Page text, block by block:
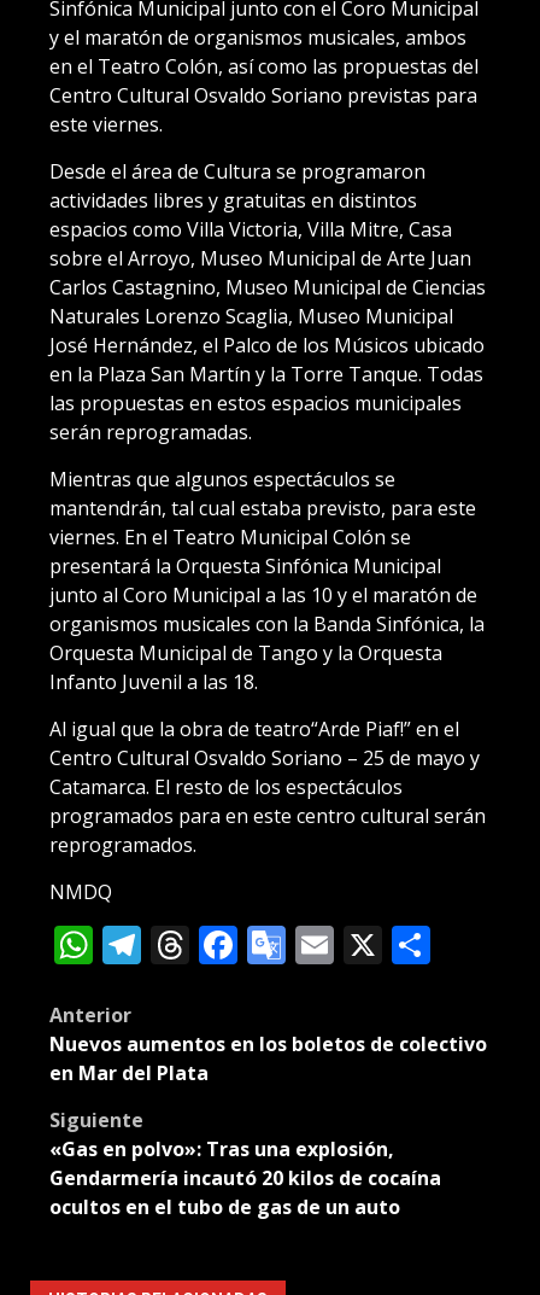
Sinfónica Municipal junto con el Coro Municipal
y el maratón de organismos musicales, ambos
en el Teatro Colón, así como las propuestas del
Centro Cultural Osvaldo Soriano previstas para
este viernes.
Desde el área de Cultura se programaron
actividades libres y gratuitas en distintos
espacios como Villa Victoria, Villa Mitre, Casa
sobre el Arroyo, Museo Municipal de Arte Juan
Carlos Castagnino, Museo Municipal de Ciencias
Naturales Lorenzo Scaglia, Museo Municipal
José Hernández, el Palco de los Músicos ubicado
en la Plaza San Martín y la Torre Tanque. Todas
las propuestas en estos espacios municipales
serán reprogramadas.
Mientras que algunos espectáculos se
mantendrán, tal cual estaba previsto, para este
viernes. En el Teatro Municipal Colón se
presentará la Orquesta Sinfónica Municipal
junto al Coro Municipal a las 10 y el maratón de
organismos musicales con la Banda Sinfónica, la
Orquesta Municipal de Tango y la Orquesta
Infanto Juvenil a las 18.
Al igual que la obra de teatro“Arde Piaf!” en el
Centro Cultural Osvaldo Soriano – 25 de mayo y
Catamarca. El resto de los espectáculos
programados para en este centro cultural serán
reprogramados.
NMDQ
WhatsApp
Telegram
Threads
Facebook
Google
Email
X
Post
navigation
Anterior
Nuevos aumentos en los boletos de colectivo
en Mar del Plata
Siguiente
«Gas en polvo»: Tras una explosión,
Gendarmería incautó 20 kilos de cocaína
ocultos en el tubo de gas de un auto